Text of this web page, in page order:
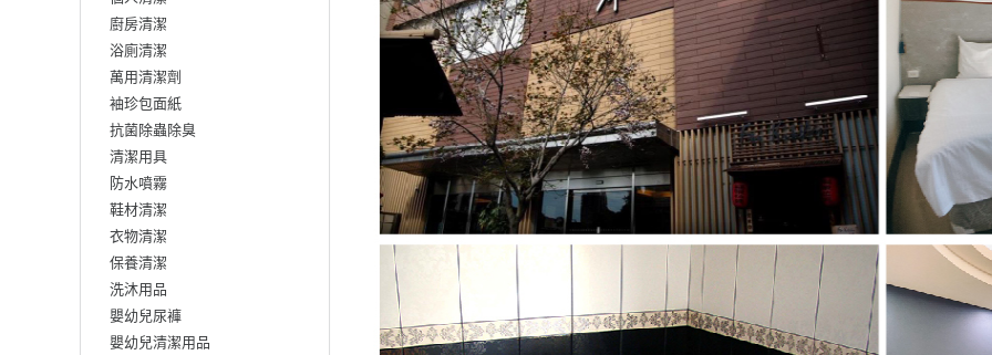
廚房清潔
浴廁清潔
萬用清潔劑
袖珍包面紙
抗菌除蟲除臭
清潔用具
防水噴霧
鞋材清潔
衣物清潔
保養清潔
洗沐用品
嬰幼兒尿褲
嬰幼兒清潔用品